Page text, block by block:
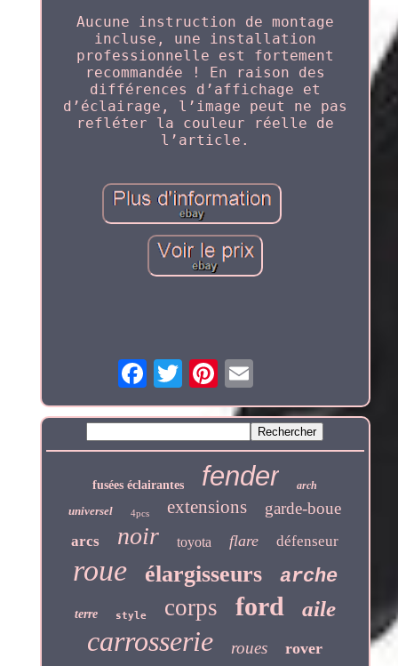
Aucune instruction de montage
incluse, une installation
professionnelle est fortement
recommandée ! En raison des
différences d’affichage et
d’éclairage, l’image peut ne pas
refléter la couleur réelle de
l’article.
fusées éclairantes fender arch
universel 4pcs extensions garde-boue
arcs noir toyota flare défenseur
roue élargisseurs arche
terre style corps ford aile
carrosserie roues rover